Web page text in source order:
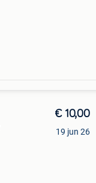
€ 10,00
19 jun 26